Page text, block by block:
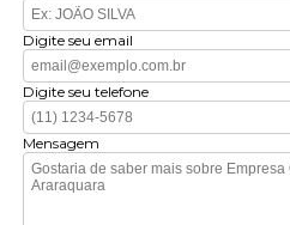
Digite seu email
Digite seu telefone
Mensagem